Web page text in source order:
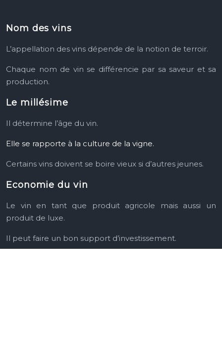
Nom des vins
L’appellation des vins dépende de la notion de terroir.
Chaque nom de vin se différencie par sa saveur et sa
production.
Le millésime
Il détermine l’âge du vin.
Elle se rapporte à la culture de la vigne.
Certains vins doivent se boire vieux si d’autres jeunes.
Economie du vin
Le vin en tant que produit agricole mais aussi un
produit de luxe.
Il peut faire un bon support d’investissement.